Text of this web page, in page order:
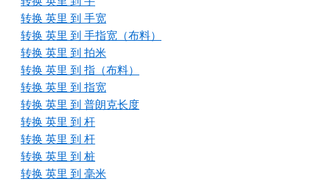
转换 英里 到 手宽
转换 英里 到 手指宽（布料）
转换 英里 到 拍米
转换 英里 到 指（布料）
转换 英里 到 指宽
转换 英里 到 普朗克长度
转换 英里 到 杆
转换 英里 到 杆
转换 英里 到 桩
转换 英里 到 毫米